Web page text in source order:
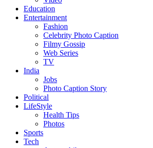
Education
Entertainment
Fashion
Celebrity Photo Caption
Filmy Gossip
Web Series
TV
India
Jobs
Photo Caption Story
Political
LifeStyle
Health Tips
Photos
Sports
Tech